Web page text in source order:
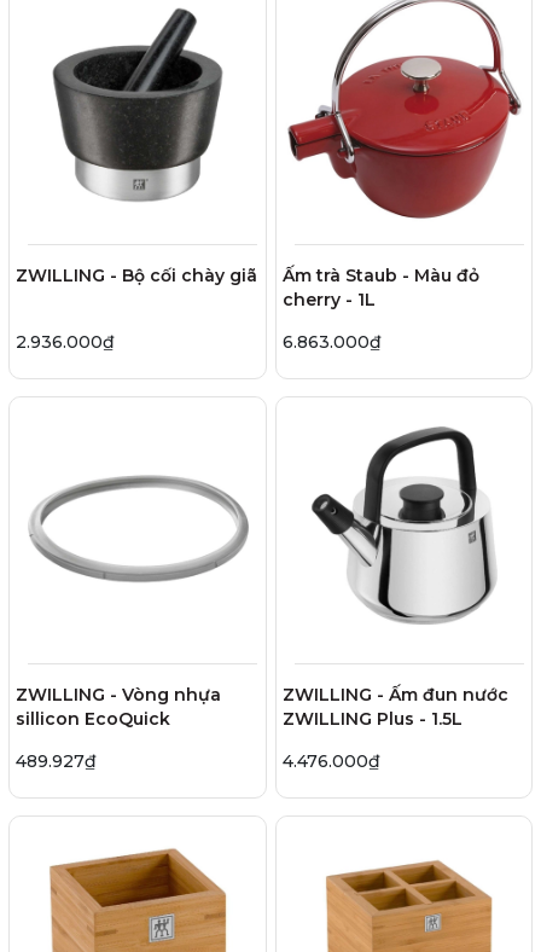
ZWILLING - Bộ cối chày giã
2.936.000₫
Ấm trà Staub - Màu đỏ
cherry - 1L
6.863.000₫
ZWILLING - Vòng nhựa
sillicon EcoQuick
489.927₫
ZWILLING - Ấm đun nước
ZWILLING Plus - 1.5L
4.476.000₫